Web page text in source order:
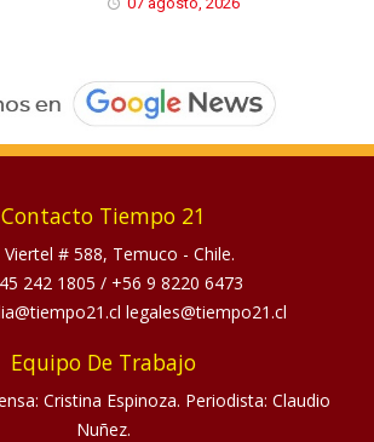
Contacto Tiempo 21
Viertel # 588, Temuco - Chile.
242 1805 / +56 9 8220 6473
legales@tiempo21.cl
Equipo De Trabajo
Cristina Espinoza. Periodista: Claudio
Nuñez.